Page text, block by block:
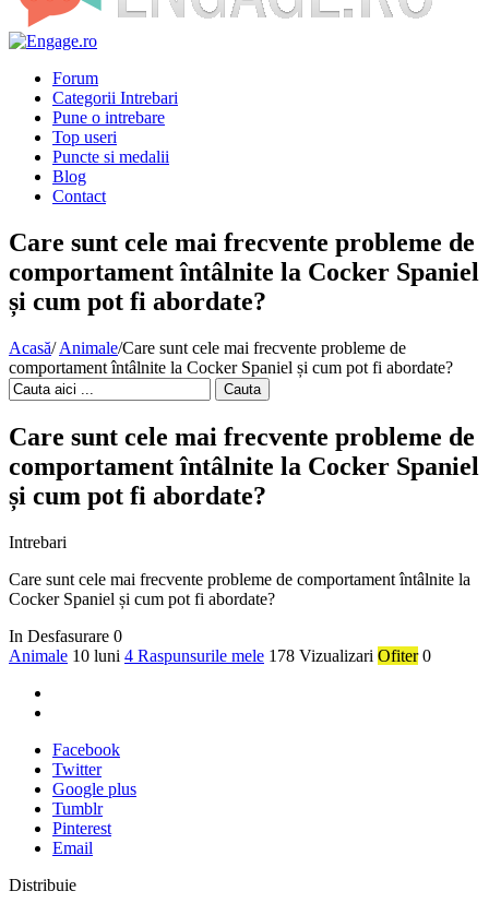
Forum
Categorii Intrebari
Pune o intrebare
Top useri
Puncte si medalii
Blog
Contact
Care sunt cele mai frecvente probleme de
comportament întâlnite la Cocker Spaniel
și cum pot fi abordate?
Acasă/ Animale/Care sunt cele mai frecvente probleme de
comportament întâlnite la Cocker Spaniel și cum pot fi abordate?
Cauta
Care sunt cele mai frecvente probleme de
comportament întâlnite la Cocker Spaniel
și cum pot fi abordate?
Intrebari
Care sunt cele mai frecvente probleme de comportament întâlnite la
Cocker Spaniel și cum pot fi abordate?
In Desfasurare 0
Animale 10 luni 4 Raspunsurile mele 178 Vizualizari Ofiter 0
Facebook
Twitter
Google plus
Tumblr
Pinterest
Email
Distribuie